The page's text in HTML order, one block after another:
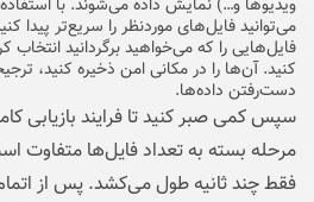
ویدیوها و…) نمایش داده می‌شوند. با
می‌توانید فایل‌های موردنظر را سریع‌تر پیدا
کنید. آن‌ها را در مکانی امن ذخیره کنید،
دست‌رفتن داده‌ها.
سپس کمی صبر کنید تا فرایند بازیابی
مرحله بسته به تعداد فایل‌ها متفاوت
فقط چند ثانیه طول می‌کشد. پس از